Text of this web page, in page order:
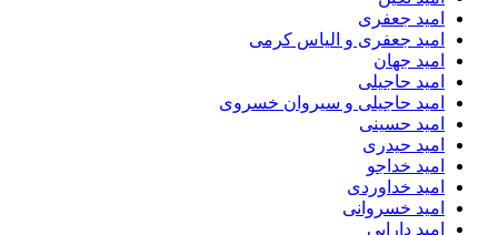
امید جعفری
امید جعفری و الیاس کرمی
امید جهان
امید حاجیلی
امید حاجیلی و سیروان خسروی
امید حسینی
امید حیدری
امید خداجو
امید خداوردی
امید خسروانی
امید دارابی